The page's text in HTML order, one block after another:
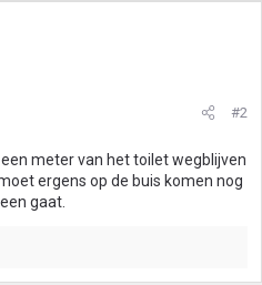
#2
meter van het toilet wegblijven
ergens op de buis komen nog
gaat.